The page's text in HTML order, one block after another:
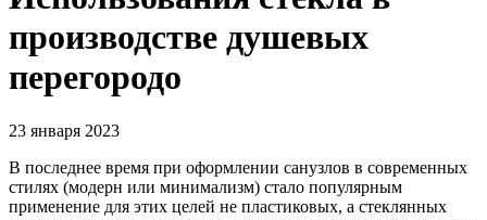
производстве душевых
перегородо
23 января 2023
В последнее время при оформлении санузлов в современных
стилях (модерн или минимализм) стало популярным
применение для этих целей не пластиковых, а стеклянных